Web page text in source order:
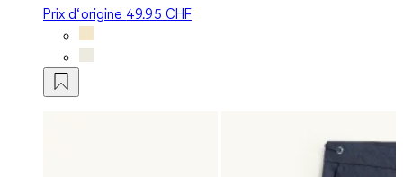
Prix d‘origine 49.95 CHF